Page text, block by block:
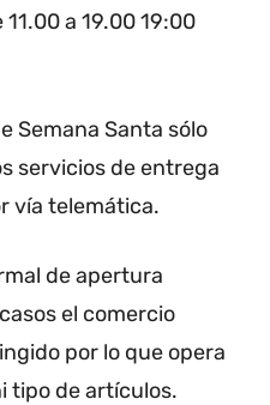
a 19.00 19:00
Semana Santa sólo
servicios de entrega
vía telemática.
de apertura
el comercio
por lo que opera
tipo de artículos.